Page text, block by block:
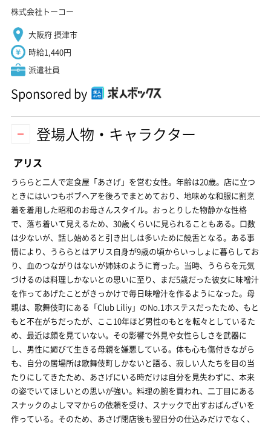
株式会社トーコー
大阪府 摂津市
時給1,440円
派遣社員
Sponsored by
登場人物・キャラクター
アリス
うららと二人で定食屋「あさげ」を営む女性。年齢は20歳。店に立つ
ときにはいつもボブヘアを後ろでまとめており、地味めな和服に割烹
着を着用した昭和のお母さんスタイル。おっとりした物静かな性格
で、落ち着いて見えるため、30歳くらいに見られることもある。口数
は少ないが、話し始めると引き出しは多いために饒舌となる。ある事
情により、うららとはアリス自身が9歳の頃からいっしょに暮らしてお
り、血のつながりはないが姉妹のように育った。当時、うららを元気
づけるのは料理しかないとの思いに至り、まだ5歳だった彼女に味噌汁
を作ってあげたことがきっかけで毎日味噌汁を作るようになった。母
親は、歌舞伎町にある「Club Liliy」のNo.1ホステスだったため、もと
もと不在がちだったが、ここ10年ほど男性のもとを転々としているた
め、最近は顔を見ていない。その影響で外見や女性らしさを武器に
し、男性に媚びて生きる母親を嫌悪している。体も心も傷付きながら
も、自分の居場所は歌舞伎町しかないと語る、寂しい人たちを目の当
たりにしてきたため、あさげにいる時だけは自分を見失わずに、本来
の姿でいてほしいとの思いが強い。料理の腕を買われ、二丁目にある
スナックのよしママからの依頼を受け、スナックで出すおばんざいを
作っている。そのため、あさげ閉店後も翌日分の仕込みだけでなく、